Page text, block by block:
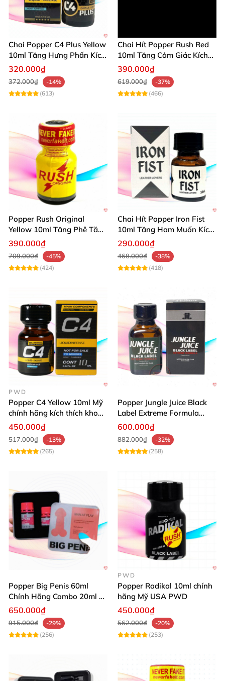
Chai Popper C4 Plus Yellow
10ml Tăng Hưng Phấn Kích
Thích Mạnh
320.000₫
372.000₫
-14%
(613)
Chai Hít Popper Rush Red
10ml Tăng Cảm Giác Kích
Thích Mạnh
390.000₫
619.000₫
-37%
(466)
Popper Rush Original
Yellow 10ml Tăng Phê Tăng
Kích Thích
390.000₫
709.000₫
-45%
(424)
Chai Hít Popper Iron Fist
10ml Tăng Ham Muốn Kích
Thích Mạnh
290.000₫
468.000₫
-38%
(418)
PWD
Popper C4 Yellow 10ml Mỹ
chính hãng kích thích khoái
cảm
450.000₫
517.000₫
-13%
(265)
Popper Jungle Juice Black
Label Extreme Formula
30ml
600.000₫
882.000₫
-32%
(258)
Popper Big Penis 60ml
Chính Hãng Combo 20ml +
40ml Tăng Khoái Cảm Cho
Top & Bot
650.000₫
915.000₫
-29%
(256)
PWD
Popper Radikal 10ml chính
hãng Mỹ USA PWD
450.000₫
562.000₫
-20%
(253)